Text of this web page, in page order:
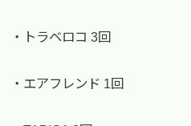
・トラベロコ 3回
・エアフレンド 1回